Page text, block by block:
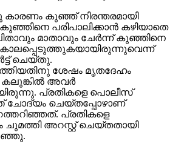
കുഞ്ഞ് നിരന്തരമായി
പരിപാലിക്കാന്‍ കഴിയാതെ
മാതാവും ചേര്‍ന്ന് കുഞ്ഞിനെ
ചെയ്തു.
ശേഷം മൃതദേഹം
കലുങ്കില്‍ അവര്‍
പ്രതികളെ പൊലീസ്
ചോദ്യം ചെയ്തപ്പോഴാണ്
പ്രതികളെ
ചുമത്തി അറസ്റ്റ് ചെയ്തതായി